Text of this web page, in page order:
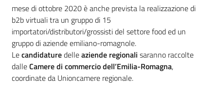
mese di ottobre 2020 è anche prevista la realizzazione di
b2b virtuali tra un gruppo di 15
importatori/distributori/grossisti del settore food ed un
gruppo di aziende emiliano-romagnole.
Lecandidaturedelleaziende regionali saranno raccolte
dalleCamere di commercio dell’Emilia-Romagna,
coordinate da Unioncamere regionale.